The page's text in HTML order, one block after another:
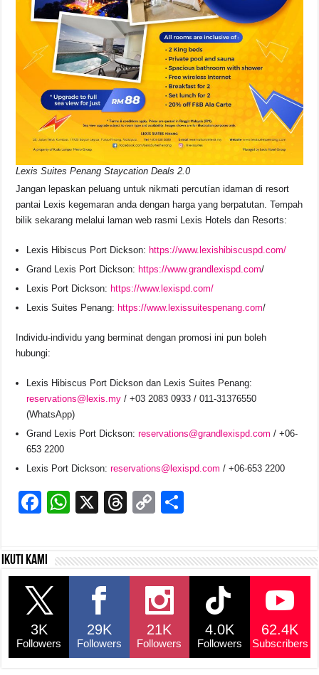
Lexis Suites Penang Staycation Deals 2.0
Jangan lepaskan peluang untuk nikmati percutían idaman di resort
pantai Lexis kegemaran anda dengan harga yang berpatutan. Tempah
bilik sekarang melalui laman web rasmi Lexis Hotels dan Resorts:
Lexis Hibiscus Port Dickson: https://www.lexishibiscuspd.com/
Grand Lexis Port Dickson: https://www.grandlexispd.com/
Lexis Port Dickson: https://www.lexispd.com/
Lexis Suites Penang: https://www.lexissuitespenang.com/
Individu-individu yang berminat dengan promosi ini pun boleh
hubungi:
Lexis Hibiscus Port Dickson dan Lexis Suites Penang:
reservations@lexis.my / +03 2083 0933 / 011-31376550
(WhatsApp)
Grand Lexis Port Dickson:reservations@grandlexispd.com / +06-
653 2200
Lexis Port Dickson:reservations@lexispd.com / +06-653 2200
F
c
e
b
o
o
k
W
s
p
X
T
a
C
y
Li
n
k
e
Ikuti kami
3K
Followers
29K
Followers
21K
Followers
4.0K
Followers
62.4K
Subscribers